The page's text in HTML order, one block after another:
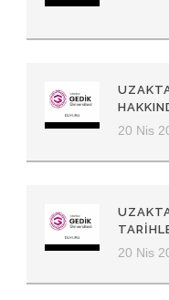
20 Nis
20 Nis